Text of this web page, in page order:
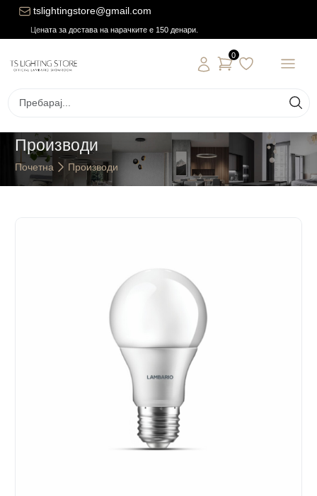
tslightingstore@gmail.com
Цената за достава на нарачките е 150 денари.
0
Производи
Почетна Производи